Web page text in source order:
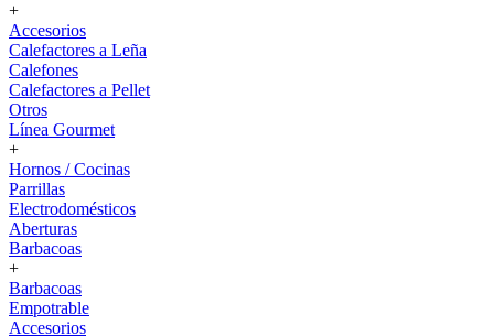
+
Accesorios
Calefactores a Leña
Calefones
Calefactores a Pellet
Otros
Línea Gourmet
+
Hornos / Cocinas
Parrillas
Electrodomésticos
Aberturas
Barbacoas
+
Barbacoas
Empotrable
Accesorios